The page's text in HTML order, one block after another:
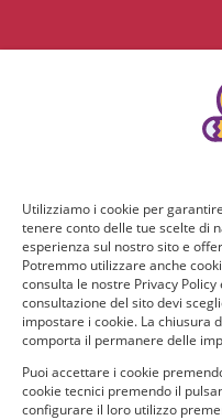
Utilizziamo i cookie per
tenere conto delle tue scelte di
esperienza sul nostro sito e
Potremmo utilizzare anche
consulta le nostre Privacy
consultazione del sito devi
impostare i cookie. La chiusura
comporta il permanere delle
Puoi accettare i cookie
cookie tecnici premendo il
configurare il loro utilizzo